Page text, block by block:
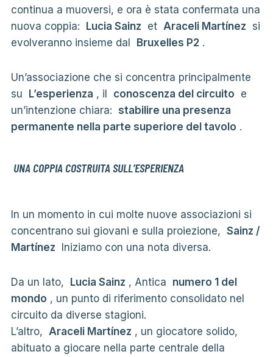
continua a muoversi, e ora è stata confermata una
nuova coppia: Lucia Sainz et Araceli Martínez si
evolveranno insieme dal Bruxelles P2.
Un’associazione che si concentra principalmente
su L’esperienza , il conoscenza del circuito e
un’intenzione chiara: stabilire una presenza
permanente nella parte superiore del tavolo .
UNA COPPIA COSTRUITA SULL’ESPERIENZA
In un momento in cui molte nuove associazioni si
concentrano sui giovani e sulla proiezione, Sainz /
Martínez Iniziamo con una nota diversa.
Da un lato, Lucia Sainz , Antica numero 1 del
mondo , un punto di riferimento consolidato nel
circuito da diverse stagioni.
L’altro, Araceli Martínez , un giocatore solido,
abituato a giocare nella parte centrale della